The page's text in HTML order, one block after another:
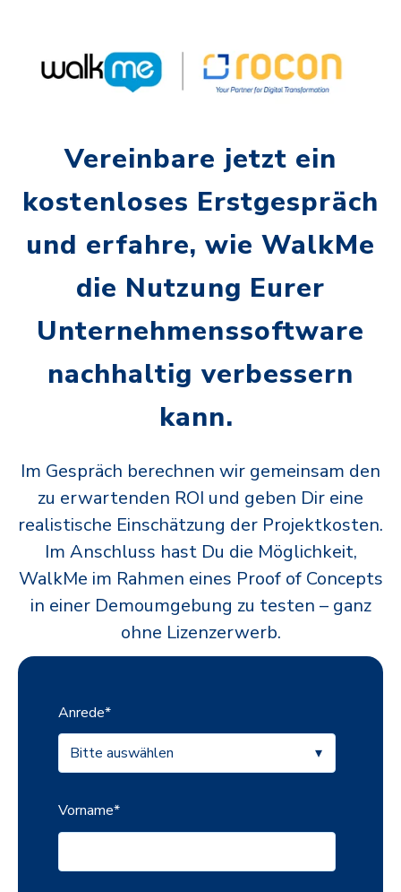
Vereinbare jetzt ein
kostenloses Erstgespräch
und erfahre, wie WalkMe
die Nutzung Eurer
Unternehmenssoftware
nachhaltig verbessern
kann.
Im Gespräch berechnen wir gemeinsam den
zu erwartenden ROI und geben Dir eine
realistische Einschätzung der Projektkosten.
Im Anschluss hast Du die Möglichkeit,
WalkMe im Rahmen eines Proof of Concepts
in einer Demoumgebung zu testen – ganz
ohne Lizenzerwerb.
Anrede*
Vorname*